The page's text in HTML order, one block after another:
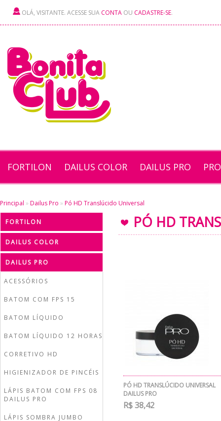
OLÁ, VISITANTE. ACESSE SUA CONTA OU CADASTRE-SE.
FORTILON DAILUS COLOR DAILUS PRO
Principal » Dailus Pro » Pó HD Translúcido Universal
FORTILON
DAILUS COLOR
DAILUS PRO
ACESSÓRIOS
BATOM COM FPS 15
BATOM LÍQUIDO
BATOM LÍQUIDO 12 HORAS
CORRETIVO HD
HIGIENIZADOR DE PINCÉIS
LÁPIS BATOM COM FPS 08
DAILUS PRO
LÁPIS SOMBRA JUMBO
PÓ HD
PÓ HD TRANSLÚCIDO UNIVERSAL
DAILUS PRO
R$ 38,42